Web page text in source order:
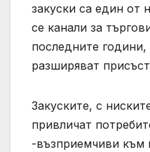
закуски са един от
се канали за
последните години,
разширяват
Закуските, с
привличат
-възприемчиви към